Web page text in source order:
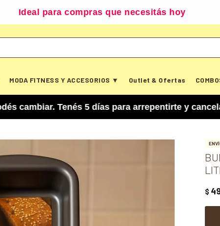
Ideal para compras que necesitás hoy
MODA FITNESS Y ACCESORIOS ▼ Outlet & Ofertas
Tenés 5 días para arrepentirte y cancelar
$